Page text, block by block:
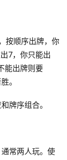
按顺序出牌，你
7，你只能出
能出牌则要
。
牌序组合。
常两人玩。使